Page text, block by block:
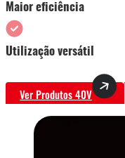
Maior eficiência
Utilização versátil
Ver Produtos 40V